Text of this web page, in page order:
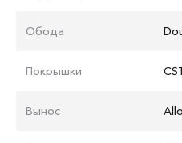
Обода
Покрышки
Вынос